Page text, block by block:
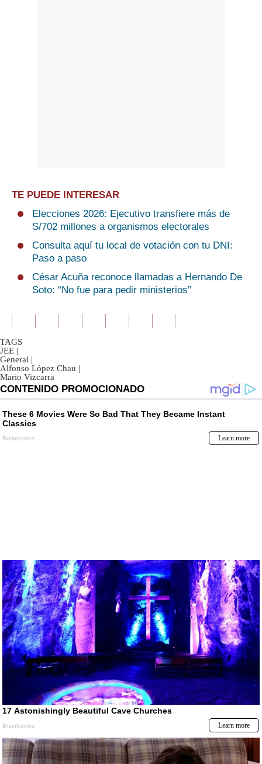
TE PUEDE INTERESAR
Elecciones 2026: Ejecutivo transfiere más de
S/702 millones a organismos electorales
Consulta aquí tu local de votación con tu DNI:
Paso a paso
César Acuña reconoce llamadas a Hernando De
Soto: “No fue para pedir ministerios”
TAGS
JEE |
General |
Alfonso López Chau |
Mario Vizcarra